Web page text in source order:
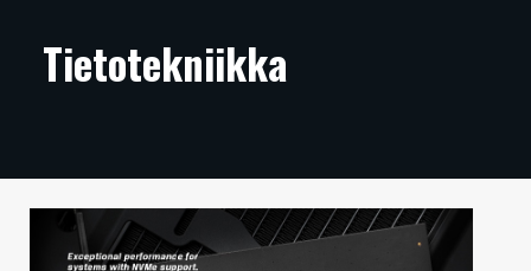
ARTIKKELIT
TECHBBS
Tietotekniikka